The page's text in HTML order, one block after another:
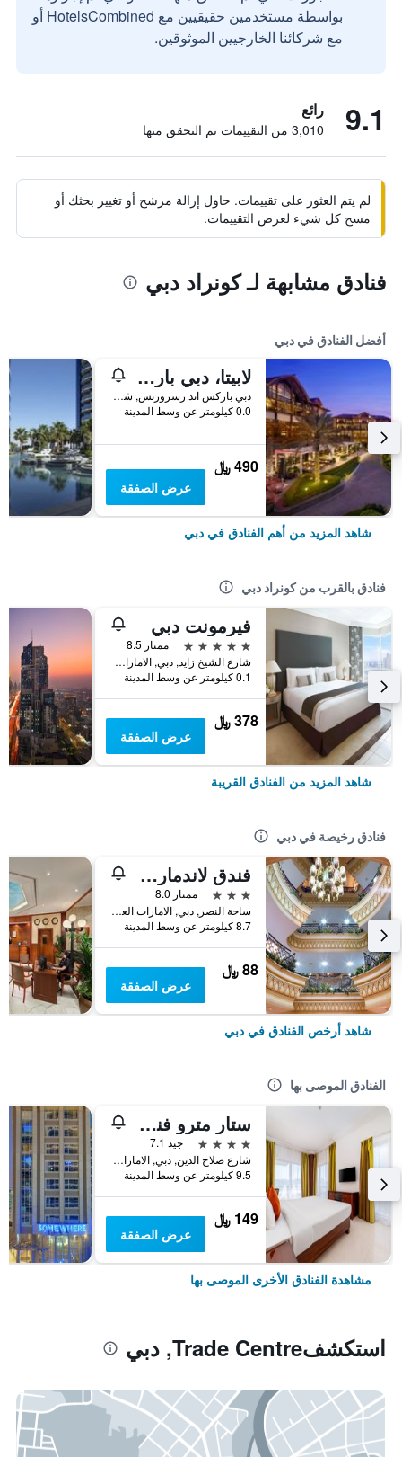
بواسطة مستخدمين حقيقيين مع HotelsCombined أو
مع شركائنا الخارجيين الموثوقين.
9.1 رائع
3,010 من التقييمات تم التحقق منها
لم يتم العثور على تقييمات. حاول إزالة مرشح أو تغيير بحثك أو
مسح كل شيء لعرض التقييمات.
فنادق مشابهة لـ كونراد دبي
أفضل الفنادق في دبي
لابيتا، دبي باركس آند ريزورتس، أوتوغراف كوليكشن
دبي باركس اند رسرورتس, شارع الشيخ زايد, دبي, الامارات العربية المتحدة
0.0 كيلومتر عن وسط المدينة
490 ﷼
عرض الصفقة
شاهد المزيد من أهم الفنادق في دبي
فنادق بالقرب من كونراد دبي
فيرمونت دبي
5 نجوم
ممتاز 8.5
شارع الشيخ زايد, دبي, الامارات العربية المتحدة
0.1 كيلومتر عن وسط المدينة
378 ﷼
عرض الصفقة
شاهد المزيد من الفنادق القريبة
فنادق رخيصة في دبي
فندق لاندمارك بلازا
3 نجوم
ممتاز 8.0
ساحة النصر, دبي, الامارات العربية المتحدة
8.7 كيلومتر عن وسط المدينة
88 ﷼
عرض الصفقة
شاهد أرخص الفنادق في دبي
الفنادق الموصى بها
ستار مترو فندق ديرة دبي
4 نجوم
جيد 7.1
شارع صلاح الدين, دبي, الامارات العربية المتحدة
9.5 كيلومتر عن وسط المدينة
149 ﷼
عرض الصفقة
مشاهدة الفنادق الأخرى الموصى بها
استكشفTrade Centre, دبي